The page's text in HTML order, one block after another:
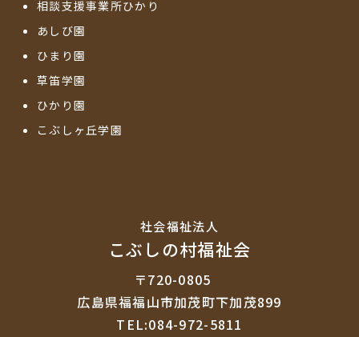
相談支援事業所ひかり
あしび園
ひまり園
草笛学園
ひかり園
こぶしヶ丘学園
社会福祉法⼈
こぶしの村福祉会
〒720-0805
広島県福福山市加茂町下加茂899
TEL:084-972-5811